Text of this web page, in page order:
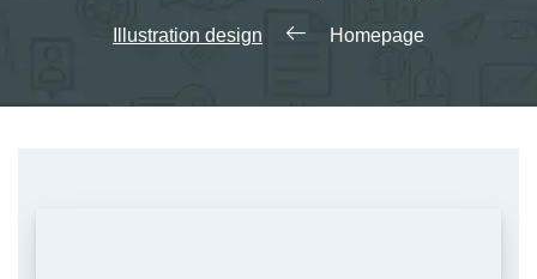
Homepage
Illustration design